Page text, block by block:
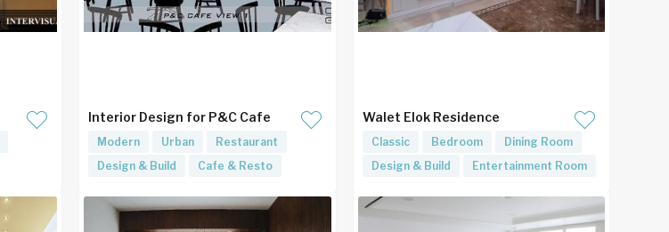
Interior Design for P&C Cafe
Modern Urban
Restaurant
Design & Build
Cafe & Resto
Walet Elok Residence
Classic Bedroom
Dining Room
Design & Build
Entertainment Room